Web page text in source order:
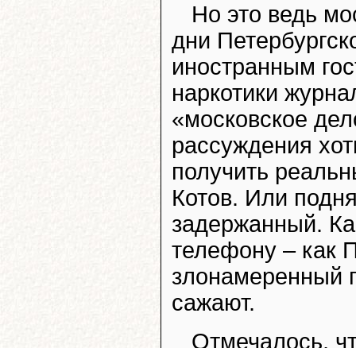
Но это ведь
дни
иностранным
наркотики
«московское
рассуждения
получить
Котов. Или
задержанный.
телефону – как
злонамеренный
сажают.
Отмечалось,